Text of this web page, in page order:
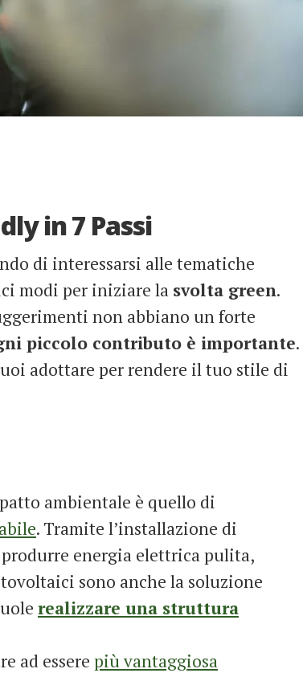
in 7 Passi
di interessarsi alle tematiche
modi per iniziare la svolta green.
non abbiano un forte
piccolo contributo è importante.
adottare per rendere il tuo stile di
ambientale è quello di
. Tramite l’installazione di
produrre energia elettrica pulita,
sono anche la soluzione
realizzare una struttura
ad essere più vantaggiosa